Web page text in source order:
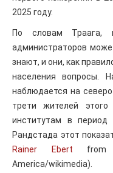
2025 году.
По словам Траага,
администраторов
знают, и они, как
населения вопросы.
наблюдается на
трети жителей этого
институтам в
Рандстада этот
Rainer Ebert from
America/wikimedia).